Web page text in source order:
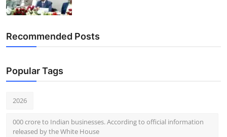
Recommended Posts
Popular Tags
2026
000 crore to Indian businesses. According to official information
released by the White House